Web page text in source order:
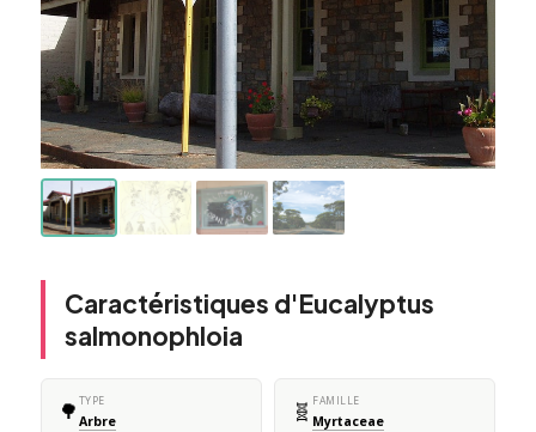
Caractéristiques d'Eucalyptus
salmonophloia
🌳 TYPE
Arbre 🧬 FAMILLE
Myrtaceae